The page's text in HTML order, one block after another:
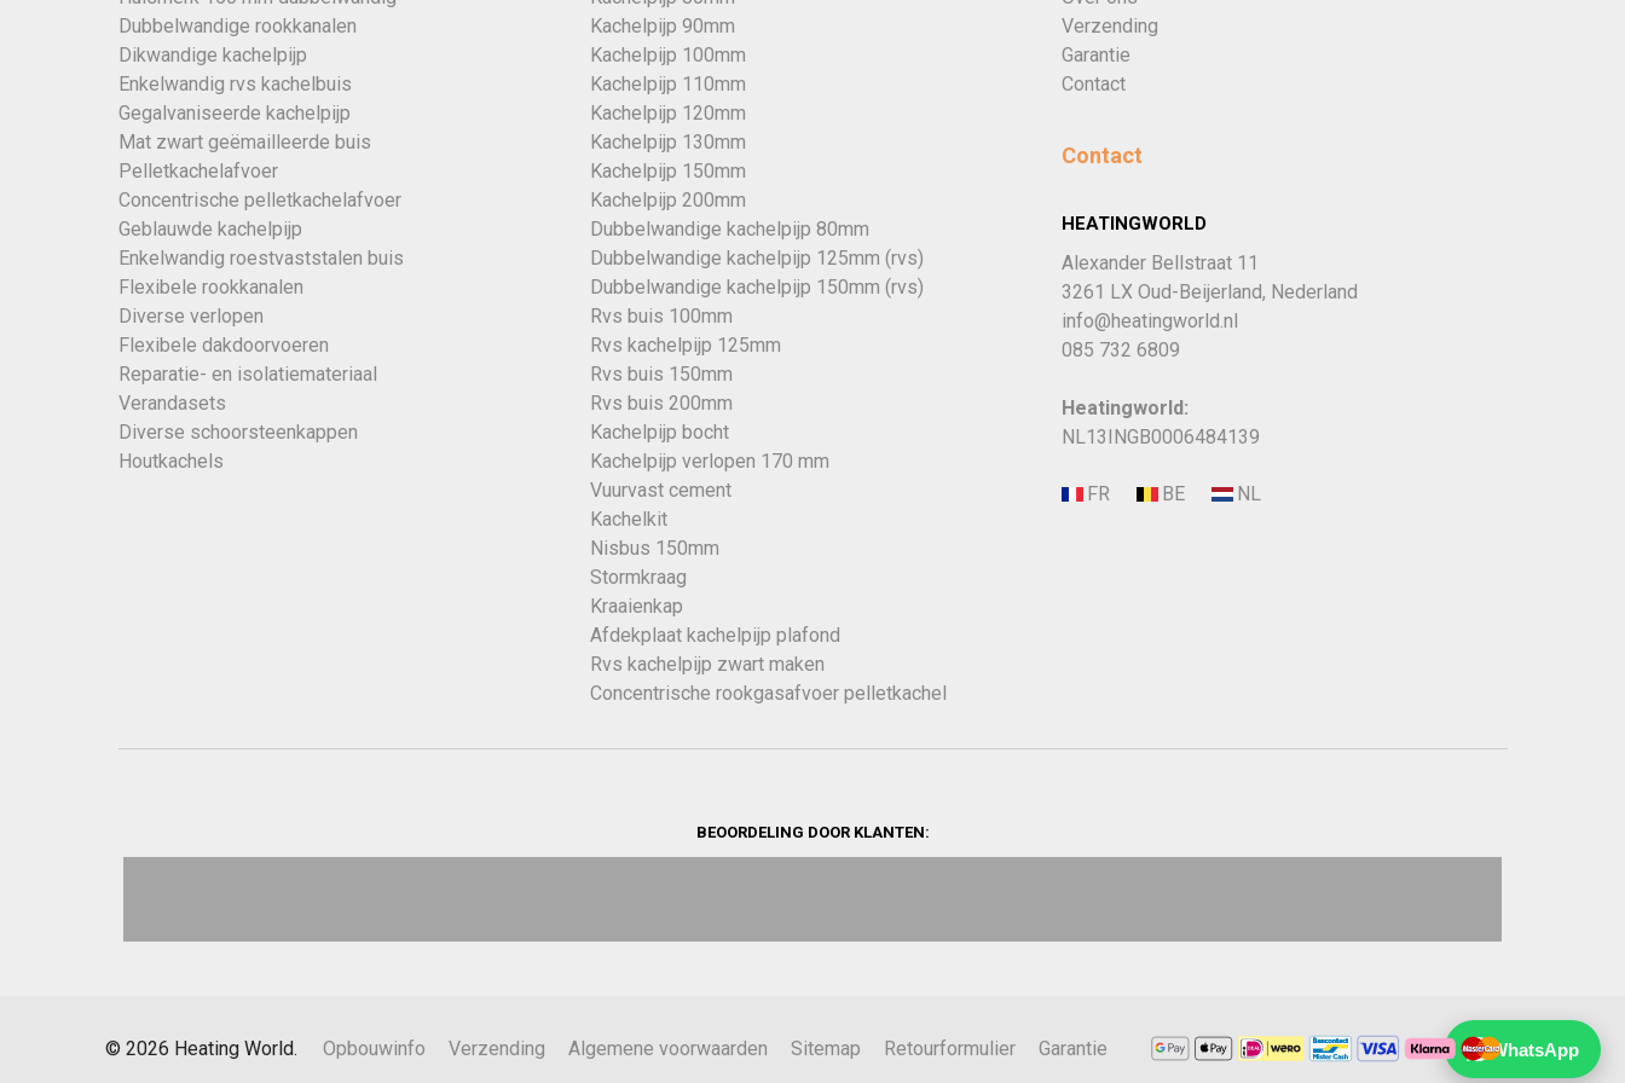
WhatsApp
Dubbelwandige rookkanalen
Dikwandige kachelpijp
Enkelwandig rvs kachelbuis
Gegalvaniseerde kachelpijp
Mat zwart geëmailleerde buis
Pelletkachelafvoer
Concentrische pelletkachelafvoer
Geblauwde kachelpijp
Enkelwandig roestvaststalen buis
Flexibele rookkanalen
Diverse verlopen
Flexibele dakdoorvoeren
Reparatie- en isolatiemateriaal
Verandasets
Diverse schoorsteenkappen
Houtkachels
Kachelpijp 90mm
Kachelpijp 100mm
Kachelpijp 110mm
Kachelpijp 120mm
Kachelpijp 130mm
Kachelpijp 150mm
Kachelpijp 200mm
Dubbelwandige kachelpijp 80mm
Dubbelwandige kachelpijp 125mm (rvs)
Dubbelwandige kachelpijp 150mm (rvs)
Rvs buis 100mm
Rvs kachelpijp 125mm
Rvs buis 150mm
Rvs buis 200mm
Kachelpijp bocht
Kachelpijp verlopen 170 mm
Vuurvast cement
Kachelkit
Nisbus 150mm
Stormkraag
Kraaienkap
Afdekplaat kachelpijp plafond
Rvs kachelpijp zwart maken
Concentrische rookgasafvoer pelletkachel
Verzending
Garantie
Contact
Contact
HEATINGWORLD
Alexander Bellstraat 11
3261 LX Oud-Beijerland, Nederland
info@heatingworld.nl
085 732 6809
Heatingworld:
NL13INGB0006484139
BEOORDELING DOOR KLANTEN:
© 2026 Heating World. Opbouwinfo Verzending Algemene voorwaarden Sitemap Retourformulier Garantie